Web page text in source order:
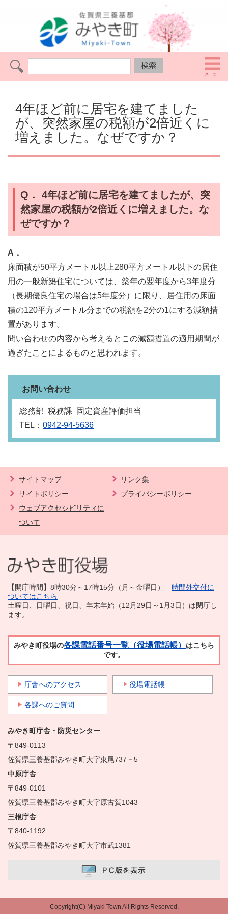
4年ほど前に居宅を建てました
が、突然家屋の税額が2倍近くに
増えました。なぜですか？
Q．
4年ほど前に居宅を建てましたが、突
然家屋の税額が2倍近くに増えました。な
ぜですか？
A．
床面積が50平方メートル以上280平方メートル以下の居住
用の一般新築住宅については、築年の翌年度から3年度分
（長期優良住宅の場合は5年度分）に限り、居住用の床面
積の120平方メートル分までの税額を2分の1にする減額措
置があります。
問い合わせの内容から考えるとこの減額措置の適用期間が
過ぎたことによるものと思われます。
お問い合わせ
総務部 税務課 固定資産評価担当
TEL： 0942-94-5636
サイトマップ
リンク集
サイトポリシー
プライバシーポリシー
ウェブアクセシビリティに
ついて
【開庁時間】8時30分～17時15分（月～金曜日） 時間外交付に
ついてはこちら
土曜日、日曜日、祝日、年末年始（12月29日～1月3日）は閉庁し
ます。
みやき町役場の各課電話番号一覧（役場電話帳） はこちら
です。
庁舎へのアクセス 役場電話帳
各課へのご質問
みやき町庁舎・防災センター
〒849-0113
佐賀県三養基郡みやき町大字東尾737－5
中原庁舎
〒849-0101
佐賀県三養基郡みやき町大字原古賀1043
三根庁舎
〒840-1192
佐賀県三養基郡みやき町大字市武1381
Copyright(C) Miyaki Town All Rights Reserved.